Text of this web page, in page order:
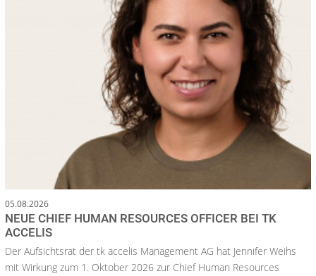
05.08.2026
NEUE CHIEF HUMAN RESOURCES OFFICER BEI TK
ACCELIS
Der Aufsichtsrat der tk accelis Management AG hat Jennifer Weihs
mit Wirkung zum 1. Oktober 2026 zur Chief Human Resources